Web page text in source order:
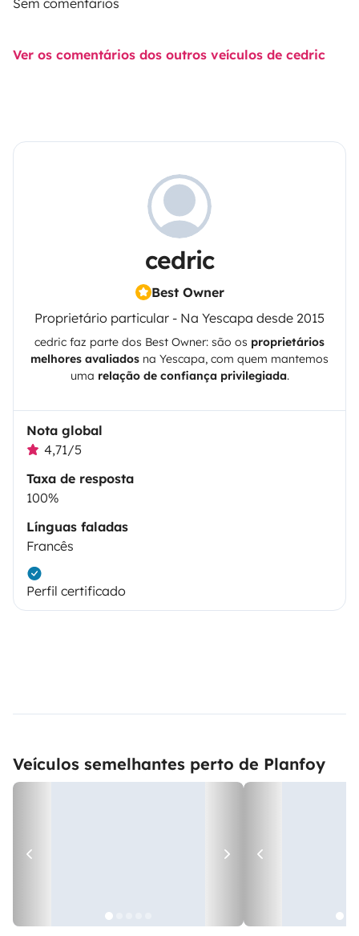
Ver os comentários dos outros veículos de cedric
cedric
Best Owner
Proprietário particular - Na Yescapa desde 2015
cedric faz parte dos Best Owner: são os proprietários
melhores avaliados na Yescapa, com quem mantemos
uma relação de confiança privilegiada.
Nota global
4,71/5
Taxa de resposta
100%
Línguas faladas
Francês
Perfil certificado
Veículos semelhantes perto de Planfoy